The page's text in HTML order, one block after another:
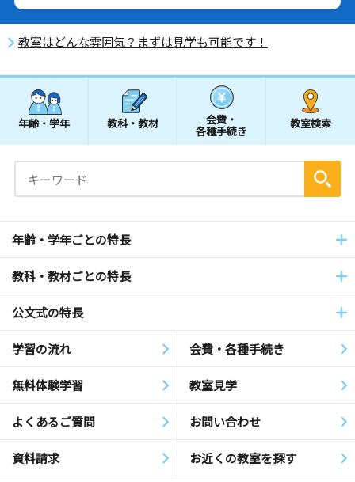
教室はどんな雰囲気？まずは見学も可能です！
年齢・学年 教科・教材 会費・
各種手続き
教室検索
年齢・学年ごとの特長
教科・教材ごとの特長
公文式の特長
学習の流れ 会費・各種手続き
無料体験学習 教室見学
よくあるご質問 お問い合わせ
資料請求 お近くの教室を探す